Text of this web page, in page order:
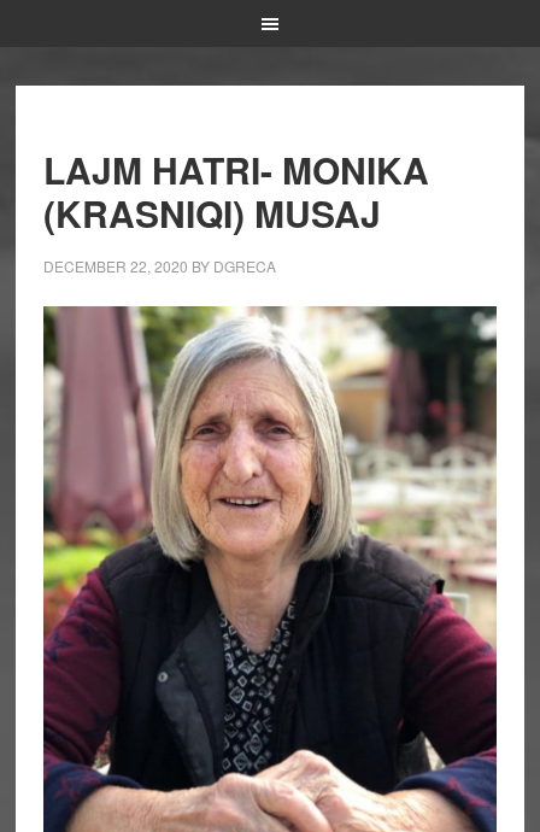
LAJM HATRI- MONIKA
(KRASNIQI) MUSAJ
DECEMBER 22, 2020 BY DGRECA